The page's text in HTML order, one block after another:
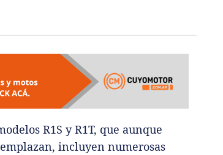
R1S y R1T, que aunque
incluyen numerosas